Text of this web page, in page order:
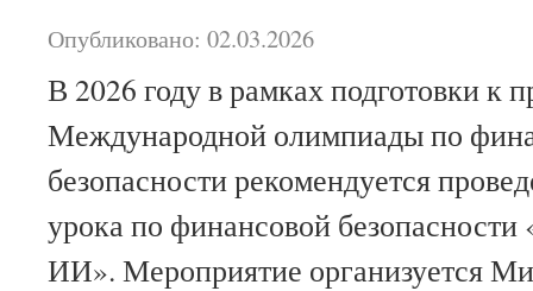
Опубликовано: 02.03.2026
В 2026 году в рамках подготовки к
Международной олимпиады по
безопасности рекомендуется
урока по финансовой безопасности
ИИ». Мероприятие организуется